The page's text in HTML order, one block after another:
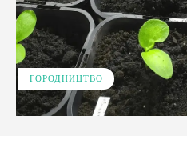
ГОРОДНИЦТВО